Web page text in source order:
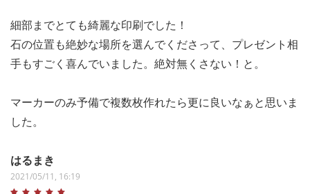
細部までとても綺麗な印刷でした！
石の位置も絶妙な場所を選んでくださって、プレゼント相
手もすごく喜んでいました。絶対無くさない！と。
マーカーのみ予備で複数枚作れたら更に良いなぁと思いま
した。
はるまき
2021/05/11, 16:19